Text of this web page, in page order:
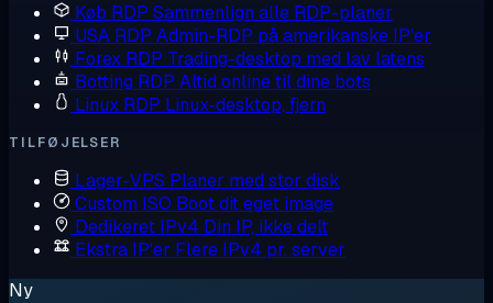
Køb RDP Sammenlign alle RDP-planer
USA RDP Admin-RDP på amerikanske IP'er
Forex RDP Trading-desktop med lav latens
Botting RDP Altid online til dine bots
Linux RDP Linux-desktop, fjern
TILFØJELSER
Lager-VPS Planer med stor disk
Custom ISO Boot dit eget image
Dedikeret IPv4 Din IP, ikke delt
Ekstra IP'er Flere IPv4 pr. server
Ny